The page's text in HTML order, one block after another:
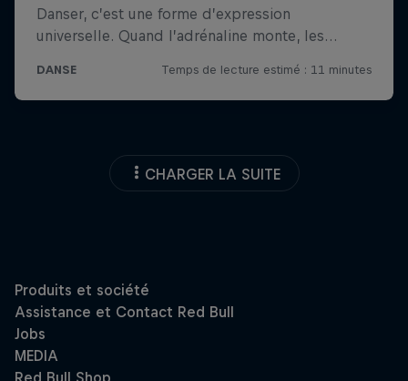
CHARGER LA SUITE